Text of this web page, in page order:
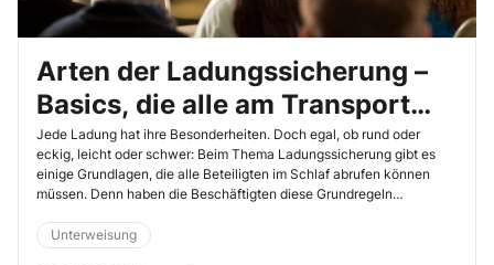
Arten der Ladungssicherung –
Basics, die alle am Transport
Beteiligten kennen müssen
Jede Ladung hat ihre Besonderheiten. Doch egal, ob rund oder
eckig, leicht oder schwer: Beim Thema Ladungssicherung gibt es
einige Grundlagen, die alle Beteiligten im Schlaf abrufen können
müssen. Denn haben die Beschäftigten diese Grundregeln
verschiedensten Lasten zu entwickeln.
Unterweisung